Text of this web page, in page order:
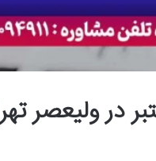
در ولیعصر